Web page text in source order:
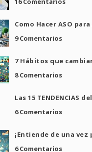
Como Hacer ASO
9 Comentarios
7 Hábitos que
8 Comentarios
Las 15 TENDENCIAS
6 Comentarios
¡Entiende de una
6 Comentarios